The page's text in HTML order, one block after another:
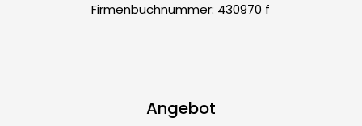
Firmenbuchnummer: 430970 f
Angebot